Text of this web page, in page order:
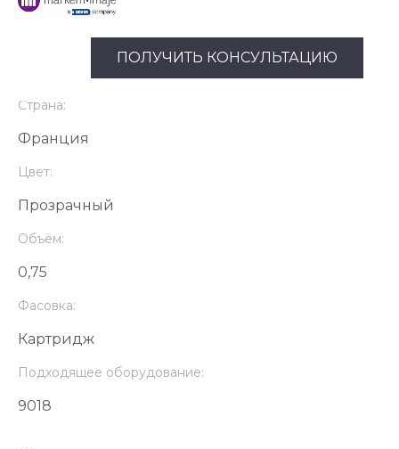
ПОЛУЧИТЬ КОНСУЛЬТАЦИЮ
Страна:
Франция
Цвет:
Прозрачный
Объём:
0,75
Фасовка:
Картридж
Подходящее оборудование:
9018